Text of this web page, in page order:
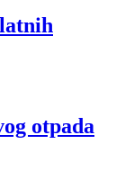
otpada